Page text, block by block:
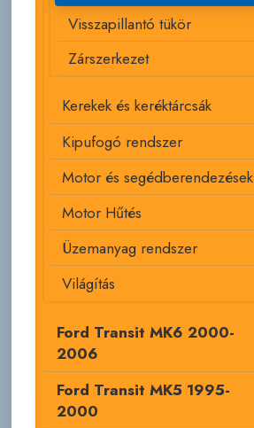
Visszapillantó tükör
Zárszerkezet
Kerekek és keréktárcsák
Kipufogó rendszer
Motor és segédberendezések
Motor Hűtés
Üzemanyag rendszer
Világítás
Ford Transit MK6 2000-
2006
Ford Transit MK5 1995-
2000